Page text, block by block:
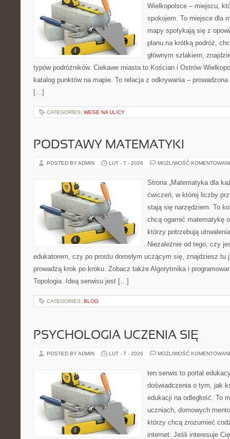
Wielkopolsce – miejscu,
spokojem. To miejsce dla
mapy spotykają się z
planu na krótką podróż,
głównym szlakiem,
typów podróżników. Ciekawe miasta to Kościan i Ostrów
katalog punktów na mapie. To relacja z odkrywania –
[…]
CATEGORIES: WEGE NA ULICY
PODSTAWY MATEMATYKI
POSTED BY ADMIN LUT - 7 - 2026 MOŻLIWOŚĆ
Strona „Matematyka dla
ćwiczeń, w której liczby
stają się narzędziem. To
chcą ogarnić matematykę
którzy potrzebują
Niezależnie od tego, czy
edukatorem, czy po prostu dorosłym uczącym się, znajdziesz tu
prowadzą krok po kroku. Zobacz także Algorytmika i
Topologia. Ideą serwisu jest […]
CATEGORIES: BLOG
PSYCHOLOGIA UCZENIA SIĘ
POSTED BY ADMIN LUT - 7 - 2026 MOŻLIWOŚĆ
ten serwis to portal
doświadczenia o tym, jak
edukacji na odległość. To
uczniach, domowych
którzy chcą zrozumieć
internet. Jeśli interesuje